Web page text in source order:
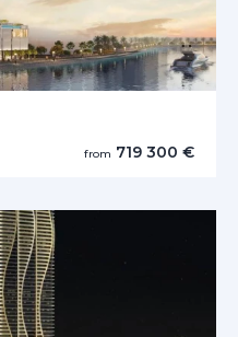
from 719 300 €